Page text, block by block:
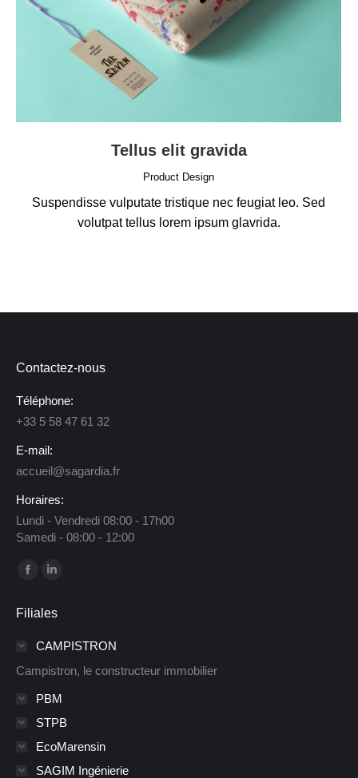
Tellus elit gravida
Product Design
Suspendisse vulputate tristique nec feugiat leo. Sed
volutpat tellus lorem ipsum glavrida.
Contactez-nous
Téléphone:
+33 5 58 47 61 32
E-mail:
accueil@sagardia.fr
Horaires:
Lundi - Vendredi 08:00 - 17h00
Samedi - 08:00 - 12:00
Trouvez nous sur :
La
Facebook
s'ouvre
nouvelle
fenêtre
LinkedIn
s'ouvre
nouvelle
fenêtre
Filiales
CAMPISTRON
Campistron, le constructeur immobilier
PBM
STPB
EcoMarensin
SAGIM Ingénierie